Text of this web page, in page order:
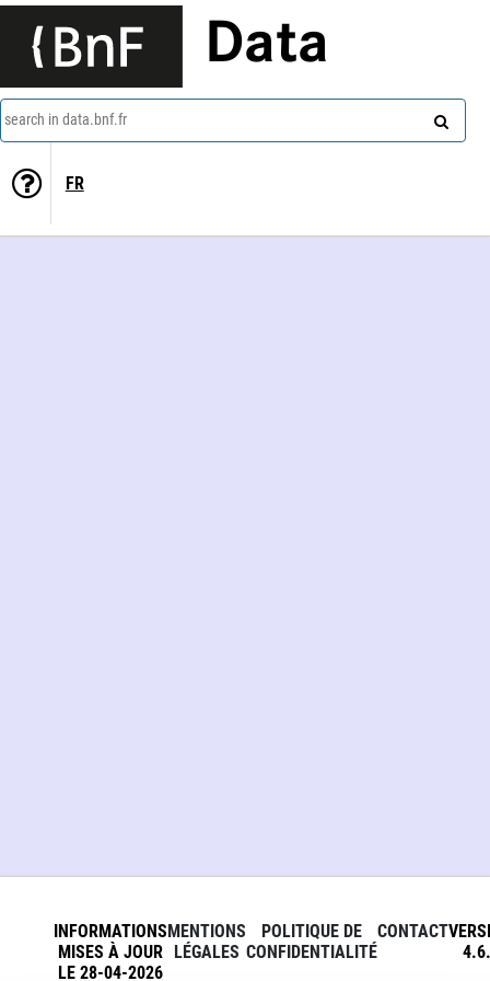
Data
search in data.bnf.fr
FR
INFORMATIONS
MISES À JOUR
LE 28-04-2026
MENTIONS
LÉGALES
POLITIQUE DE
CONFIDENTIALITÉ
CONTACT